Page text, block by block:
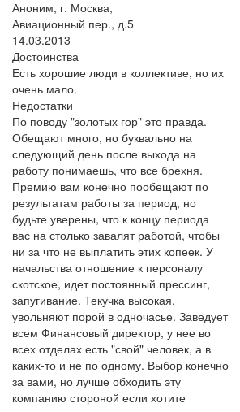
Аноним, г. Москва,
Авиационный пер., д.5
14.03.2013
Достоинства
Есть хорошие люди в коллективе, но их
очень мало.
Недостатки
По поводу "золотых гор" это правда.
Обещают много, но буквально на
следующий день после выхода на
работу понимаешь, что все брехня.
Премию вам конечно пообещают по
результатам работы за период, но
будьте уверены, что к концу периода
вас на столько завалят работой, чтобы
ни за что не выплатить этих копеек. У
начальства отношение к персоналу
скотское, идет постоянный прессинг,
запугивание. Текучка высокая,
увольняют порой в одночасье. Заведует
всем Финансовый директор, у нее во
всех отделах есть "свой" человек, а в
каких-то и не по одному. Выбор конечно
за вами, но лучше обходить эту
компанию стороной если хотите